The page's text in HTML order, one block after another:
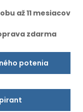
až 11 mesiacov
zdarma
potenia